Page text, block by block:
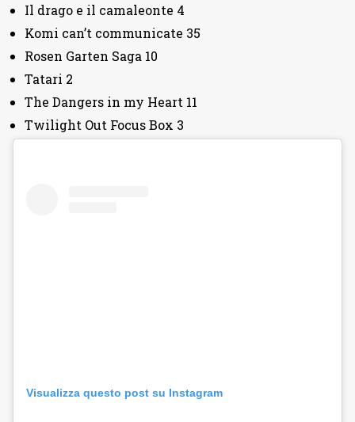
Il drago e il camaleonte 4
Komi can’t communicate 35
Rosen Garten Saga 10
Tatari 2
The Dangers in my Heart 11
Twilight Out Focus Box 3
Visualizza questo post su Instagram